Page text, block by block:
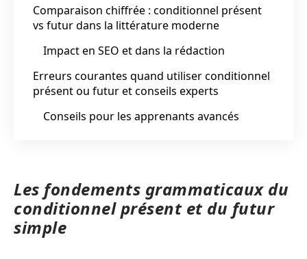
Comparaison chiffrée : conditionnel présent
vs futur dans la littérature moderne
Impact en SEO et dans la rédaction
Erreurs courantes quand utiliser conditionnel
présent ou futur et conseils experts
Conseils pour les apprenants avancés
Les fondements grammaticaux du
conditionnel présent et du futur
simple